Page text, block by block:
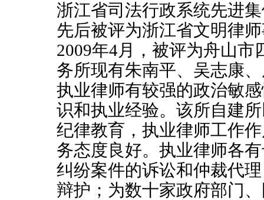
浙江省司法行政系统先进
先后被评为浙江省文明律
2009年4月，被评为舟山市
务所现有朱南平、吴志康
执业律师有较强的政治敏
识和执业经验。该所自建
纪律教育，执业律师工作
务态度良好。执业律师各
纠纷案件的诉讼和仲裁代
辩护；为数十家政府部门